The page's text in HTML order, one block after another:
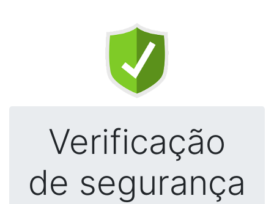
Verificação
de segurança